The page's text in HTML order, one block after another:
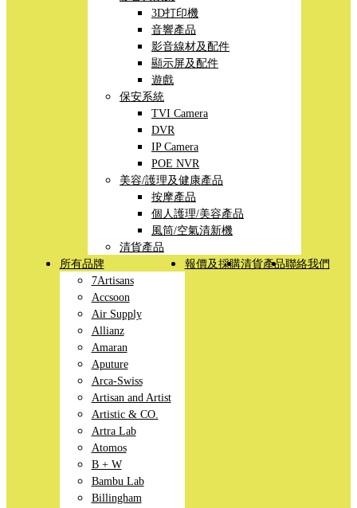
3D打印機
音響產品
影音線材及配件
顯示屏及配件
遊戲
保安系統
TVI Camera
DVR
IP Camera
POE NVR
美容/護理及健康產品
按摩產品
個人護理/美容產品
風筒/空氣清新機
清貨產品
所有品牌
7Artisans
Accsoon
Air Supply
Allianz
Amaran
Aputure
Arca-Swiss
Artisan and Artist
Artistic & CO.
Artra Lab
Atomos
B + W
Bambu Lab
Billingham
報價及採購清貨產品聯絡我們